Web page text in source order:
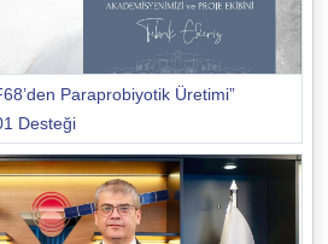
Paraprobiyotik Üretimi”
Desteği